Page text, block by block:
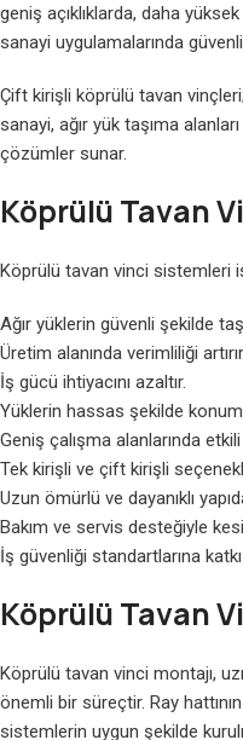
geniş açıklıklarda, daha
sanayi uygulamalarında
Çift kirişli köprülü tavan
sanayi, ağır yük taşıma
çözümler sunar.
Köprülü Tavan
Köprülü tavan vinci sistemleri
Ağır yüklerin güvenli şekilde
Üretim alanında verimliliği
İş gücü ihtiyacını azaltır.
Yüklerin hassas şekilde
Geniş çalışma alanlarında
Tek kirişli ve çift kirişli
Uzun ömürlü ve dayanıklı
Bakım ve servis desteğiyle
İş güvenliği standartlarına
Köprülü Tavan
Köprülü tavan vinci montajı,
önemli bir süreçtir. Ray hattının
sistemlerin uygun şekilde